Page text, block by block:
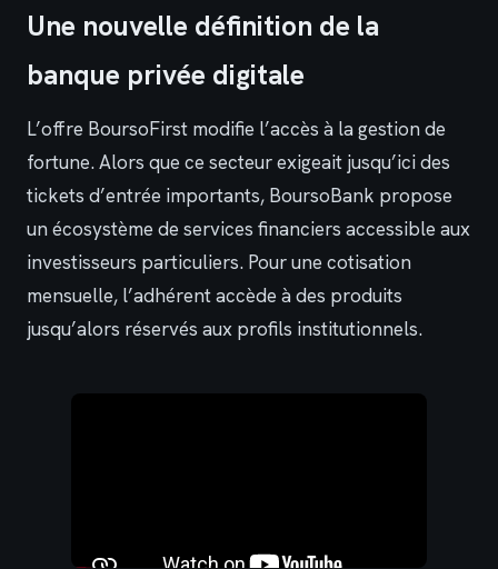
Une nouvelle définition de la
banque privée digitale
L’offre BoursoFirst modifie l’accès à la gestion de
fortune. Alors que ce secteur exigeait jusqu’ici des
tickets d’entrée importants, BoursoBank propose
un écosystème de services financiers accessible aux
investisseurs particuliers. Pour une cotisation
mensuelle, l’adhérent accède à des produits
jusqu’alors réservés aux profils institutionnels.